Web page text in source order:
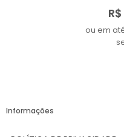
ou em
Informações